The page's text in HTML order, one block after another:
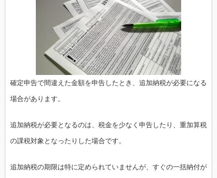
確定申告で間違えた金額を申告したとき、追加納税が必要になる
場合があります。
追加納税が必要となるのは、税金を少なく申告したり、重加算税
の課税対象となったりした場合です。
追加納税の期限は特に定められていませんが、すぐの一括納付が